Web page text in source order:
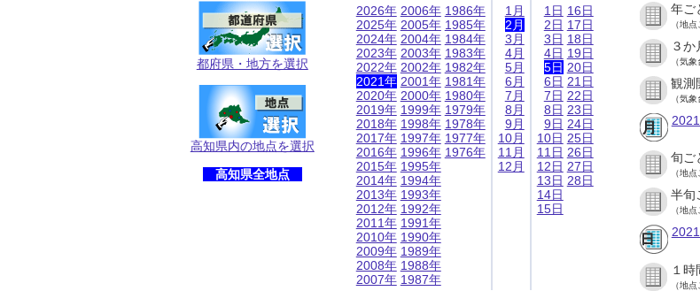
都府県・地方を選択
高知県内の地点を選択
高知県全地点
2026年
2025年
2024年
2023年
2022年
2021年
2020年
2019年
2018年
2017年
2016年
2015年
2014年
2013年
2012年
2011年
2010年
2009年
2008年
2007年
2006年
2005年
2004年
2003年
2002年
2001年
2000年
1999年
1998年
1997年
1996年
1995年
1994年
1993年
1992年
1991年
1990年
1989年
1988年
1987年
1986年
1985年
1984年
1983年
1982年
1981年
1980年
1979年
1978年
1977年
1976年
1月
2月
3月
4月
5月
6月
7月
8月
9月
10月
11月
12月
1日
2日
3日
4日
5日
6日
7日
8日
9日
10日
11日
12日
13日
14日
15日
16日
17日
18日
19日
20日
21日
22日
23日
24日
25日
26日
27日
28日
年ご
（地
３
（気
観測
（気
旬ご
（地
半旬
（地
１
（地